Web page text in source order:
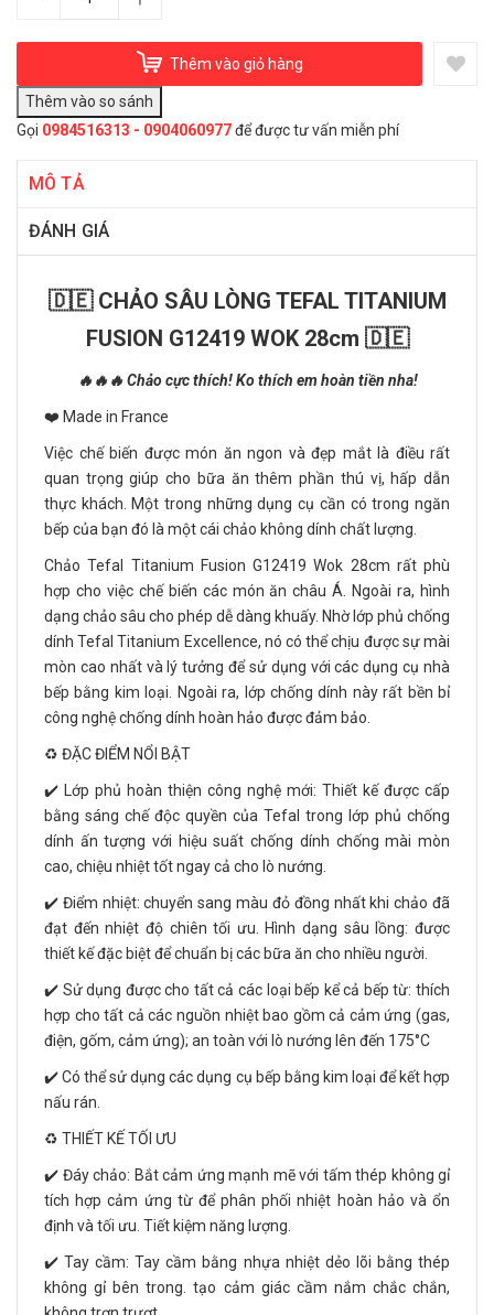
Thêm vào giỏ hàng
Gọi 0984516313 - 0904060977để được tư vấn miễn phí
MÔ TẢ
ĐÁNH GIÁ
🇩🇪 CHẢO SÂU LÒNG TEFAL TITANIUM
FUSION G12419 WOK 28cm 🇩🇪
🔥🔥🔥 Chảo cực thích! Ko thích em hoàn tiền nha!
❤️ Made in France
Việc chế biến được món ăn ngon và đẹp mắt là điều rất
quan trọng giúp cho bữa ăn thêm phần thú vị, hấp dẫn
thực khách. Một trong những dụng cụ cần có trong ngăn
bếp của bạn đó là một cái chảo không dính chất lượng.
Chảo Tefal Titanium Fusion G12419 Wok 28cm rất phù
hợp cho việc chế biến các món ăn châu Á. Ngoài ra, hình
dạng chảo sâu cho phép dễ dàng khuấy. Nhờ lớp phủ chống
dính Tefal Titanium Excellence, nó có thể chịu được sự mài
mòn cao nhất và lý tưởng để sử dụng với các dụng cụ nhà
bếp bằng kim loại. Ngoài ra, lớp chống dính này rất bền bỉ
công nghệ chống dính hoàn hảo được đảm bảo.
♻️ ĐẶC ĐIỂM NỔI BẬT
✔️ Lớp phủ hoàn thiện công nghệ mới: Thiết kế được cấp
bằng sáng chế độc quyền của Tefal trong lớp phủ chống
dính ấn tượng với hiệu suất chống dính chống mài mòn
cao, chiệu nhiệt tốt ngay cả cho lò nướng.
✔️ Điểm nhiệt: chuyển sang màu đỏ đồng nhất khi chảo đã
đạt đến nhiệt độ chiên tối ưu. Hình dạng sâu lồng: được
thiết kế đặc biệt để chuẩn bị các bữa ăn cho nhiều người.
✔️ Sử dụng được cho tất cả các loại bếp kể cả bếp từ: thích
hợp cho tất cả các nguồn nhiệt bao gồm cả cảm ứng (gas,
điện, gốm, cảm ứng); an toàn với lò nướng lên đến 175°C
✔️ Có thể sử dụng các dụng cụ bếp bằng kim loại để kết hợp
nấu rán.
♻️ THIẾT KẾ TỐI ƯU
✔️ Đáy chảo: Bắt cảm ứng mạnh mẽ với tấm thép không gỉ
tích hợp cảm ứng từ để phân phối nhiệt hoàn hảo và ổn
định và tối ưu. Tiết kiệm năng lượng.
✔️ Tay cầm: Tay cầm bằng nhựa nhiệt dẻo lõi bằng thép
không gỉ bên trong. tạo cảm giác cầm nắm chắc chắn,